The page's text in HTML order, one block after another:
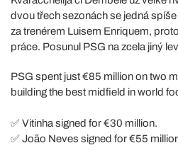
dvou třech sezonách se jedná
za trenérem Luisem Enriquem,
práce. Posunul PSG na zcela jiný
PSG spent just €85 million on two
building the best midfield in world
✅ Vitinha signed for €30 million.
✅ João Neves signed for €55